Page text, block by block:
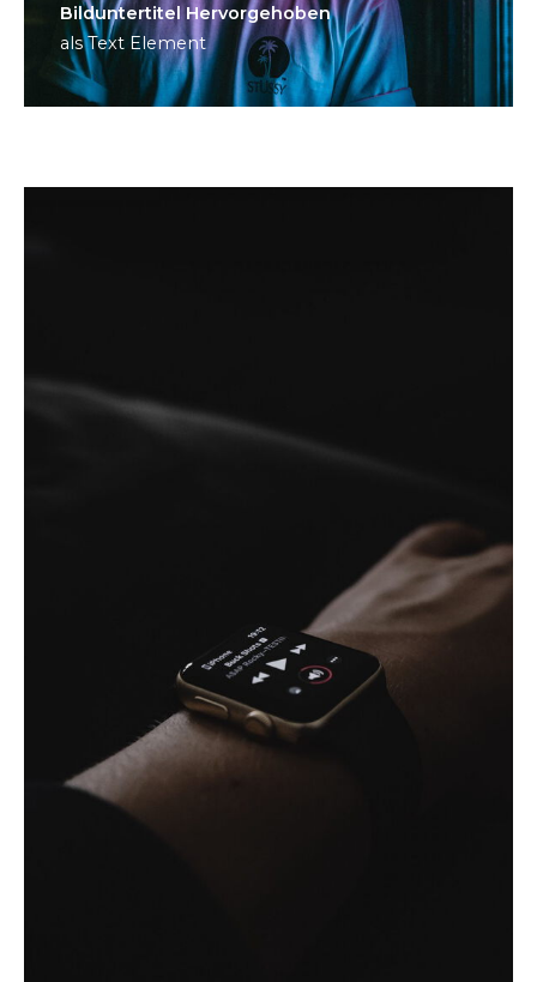
Bild­unter­titel Hervorgehoben
als Text Element